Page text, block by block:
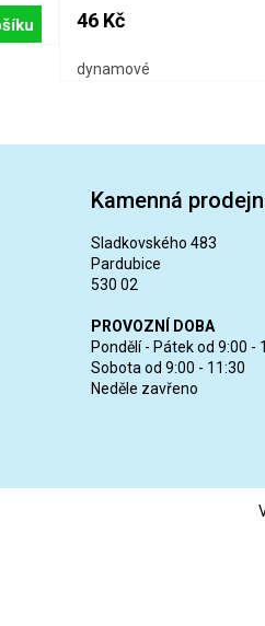
46 Kč
dynamové
Kamenná
Sladkovského 483
Pardubice
530 02
PROVOZNÍ DOBA
Pondělí - Pátek od 9:00 -
Sobota od 9:00 - 11:30
Neděle zavřeno